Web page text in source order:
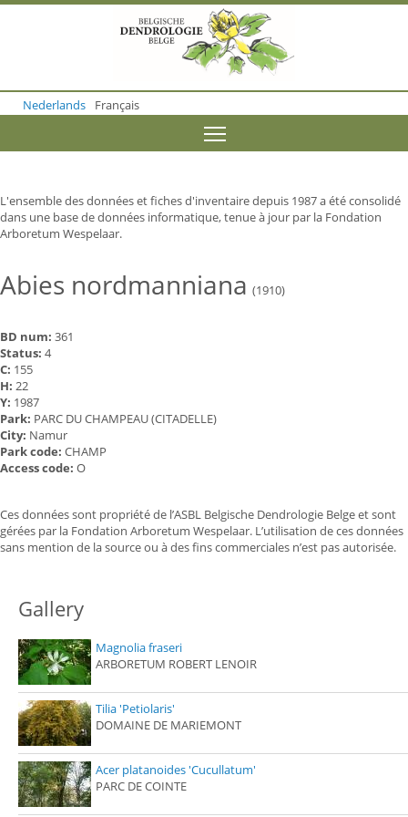
o
m
o
n
t
e
Nederlands Français
L'ensemble des données et fiches d'inventaire depuis 1987 a été consolidé
dans une base de données informatique, tenue à jour par la Fondation
Arboretum Wespelaar.
Abies nordmanniana (1910)
BD num: 361
Status: 4
C: 155
H: 22
Y: 1987
Park: PARC DU CHAMPEAU (CITADELLE)
City: Namur
Park code: CHAMP
Access code: O
Ces données sont propriété de l’ASBL Belgische Dendrologie Belge et sont
gérées par la Fondation Arboretum Wespelaar. L’utilisation de ces données
sans mention de la source ou à des fins commerciales n’est pas autorisée.
Gallery
Magnolia fraseri
ARBORETUM ROBERT LENOIR
Tilia 'Petiolaris'
DOMAINE DE MARIEMONT
Acer platanoides 'Cucullatum'
PARC DE COINTE